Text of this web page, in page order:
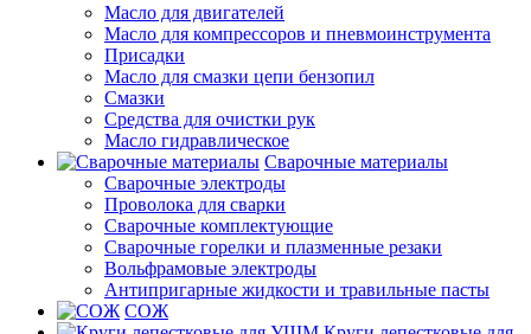
Масло для двигателей
Масло для компрессоров и пневмоинструмента
Присадки
Масло для смазки цепи бензопил
Смазки
Средства для очистки рук
Масло гидравлическое
Сварочные материалы
Сварочные электроды
Проволока для сварки
Сварочные комплектующие
Сварочные горелки и плазменные резаки
Вольфрамовые электроды
Антипригарные жидкости и травильные пасты
СОЖ